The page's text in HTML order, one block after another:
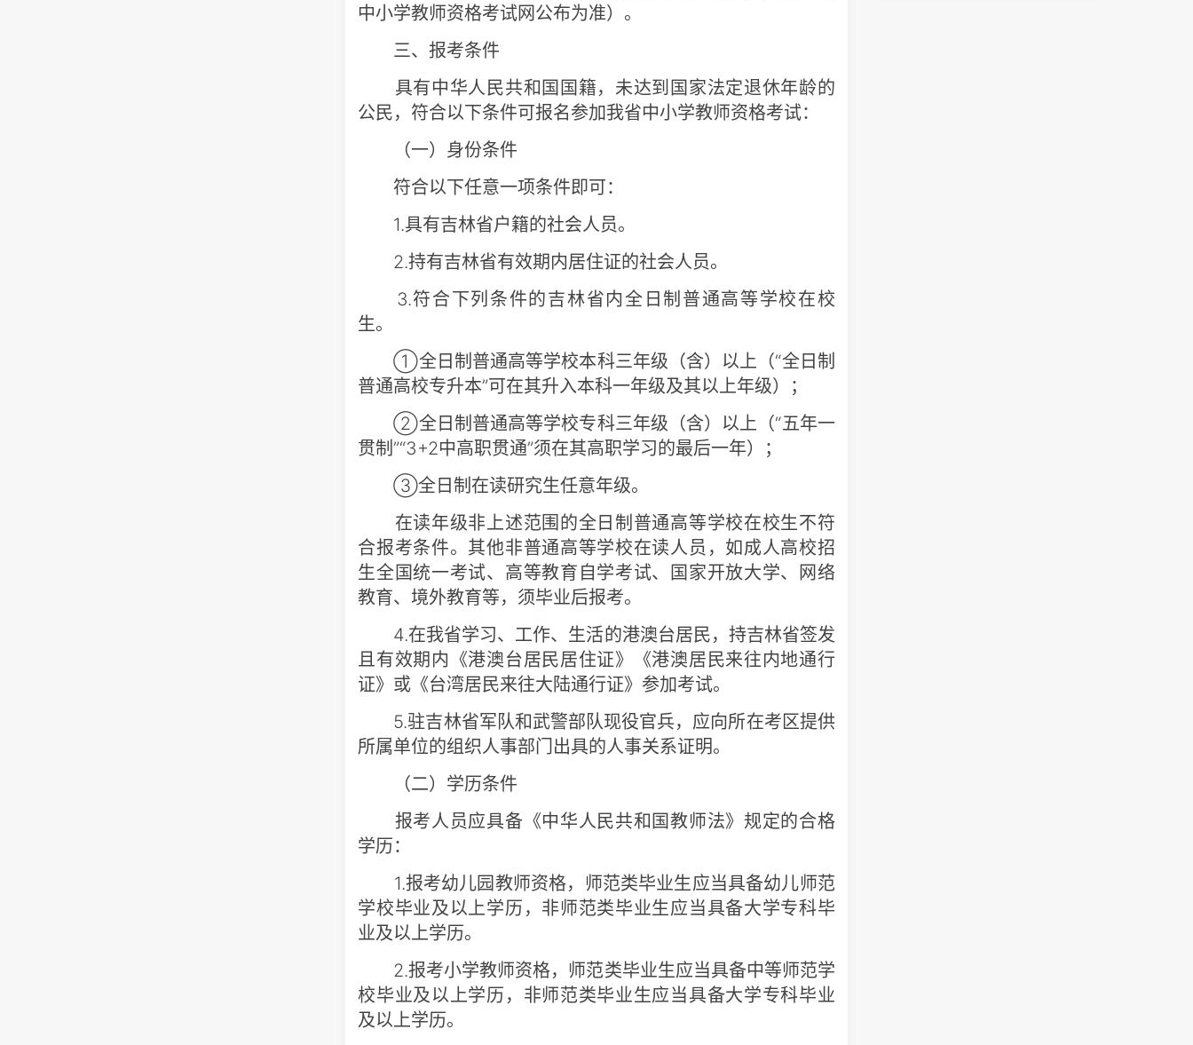
中小学教师资格考试网公布为准）。
三、报考条件
具有中华人民共和国国籍，未达到国家法定退休年龄的
公民，符合以下条件可报名参加我省中小学教师资格考试：
（一）身份条件
符合以下任意一项条件即可：
1.具有吉林省户籍的社会人员。
2.持有吉林省有效期内居住证的社会人员。
3.符合下列条件的吉林省内全日制普通高等学校在校
生。
①全日制普通高等学校本科三年级（含）以上（“全日制
普通高校专升本”可在其升入本科一年级及其以上年级）；
②全日制普通高等学校专科三年级（含）以上（“五年一
贯制”“3+2中高职贯通”须在其高职学习的最后一年）；
③全日制在读研究生任意年级。
在读年级非上述范围的全日制普通高等学校在校生不符
合报考条件。其他非普通高等学校在读人员，如成人高校招
生全国统一考试、高等教育自学考试、国家开放大学、网络
教育、境外教育等，须毕业后报考。
4.在我省学习、工作、生活的港澳台居民，持吉林省签发
且有效期内《港澳台居民居住证》《港澳居民来往内地通行
证》或《台湾居民来往大陆通行证》参加考试。
5.驻吉林省军队和武警部队现役官兵，应向所在考区提供
所属单位的组织人事部门出具的人事关系证明。
（二）学历条件
报考人员应具备《中华人民共和国教师法》规定的合格
学历：
1.报考幼儿园教师资格，师范类毕业生应当具备幼儿师范
学校毕业及以上学历，非师范类毕业生应当具备大学专科毕
业及以上学历。
2.报考小学教师资格，师范类毕业生应当具备中等师范学
校毕业及以上学历，非师范类毕业生应当具备大学专科毕业
及以上学历。